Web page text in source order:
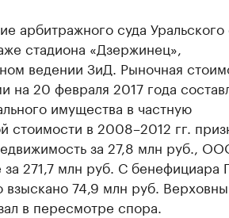
арбитражного суда Уральского
стадиона «Дзержинец»,
ведении ЗиД. Рыночная
на 20 февраля 2017 года
имущества в частную
стоимости в 2008–2012 гг.
за 27,8 млн руб.,
271,7 млн руб. С бенефициара
взыскано 74,9 млн руб.
в пересмотре спора.